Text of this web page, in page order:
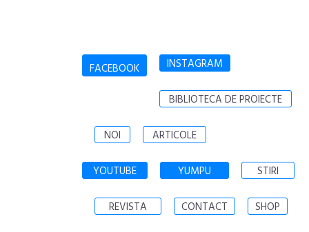
FACEBOOK INSTAGRAM
BIBLIOTECA DE PROIECTE
NOI ARTICOLE
YOUTUBE YUMPU STIRI
REVISTA CONTACT SHOP